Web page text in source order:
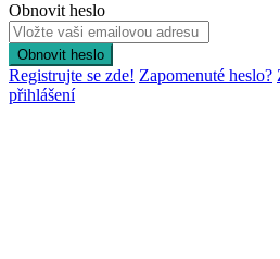
Obnovit heslo
Obnovit heslo
Registrujte se zde! Zapomenuté heslo?
přihlášení